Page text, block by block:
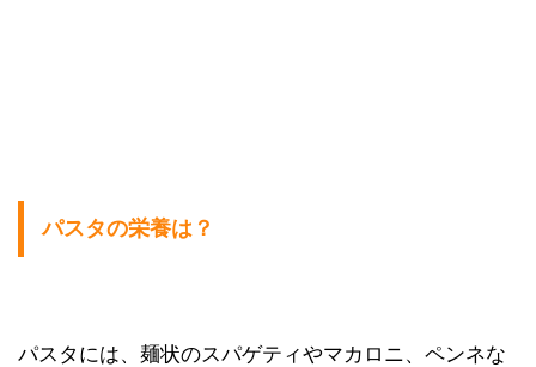
パスタの栄養は？
パスタには、麺状のスパゲティやマカロニ、ペンネな